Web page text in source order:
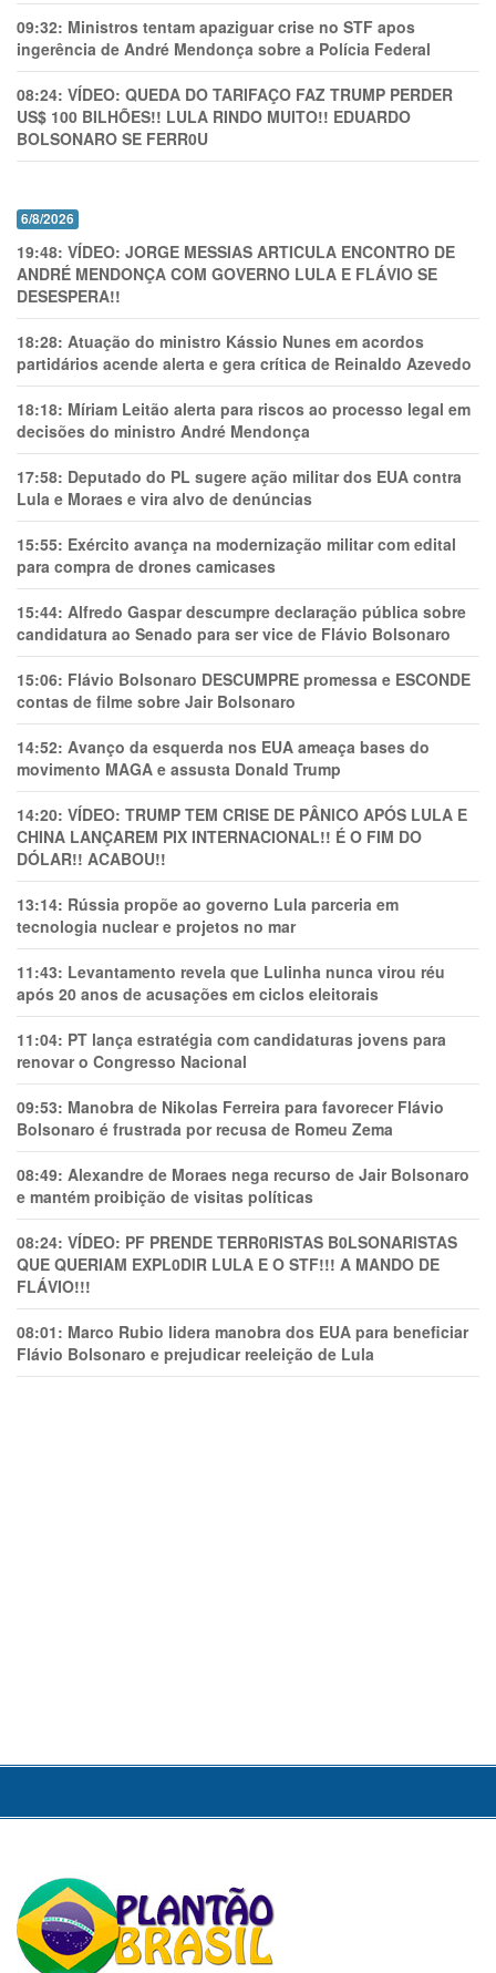
09:32: Ministros tentam apaziguar crise no STF apos
ingerência de André Mendonça sobre a Polícia Federal
08:24: VÍDEO: QUEDA DO TARIFAÇO FAZ TRUMP PERDER
US$ 100 BILHÕES!! LULA RINDO MUITO!! EDUARDO
BOLSONARO SE FERR0U
6/8/2026
19:48: VÍDEO: JORGE MESSIAS ARTICULA ENCONTRO DE
ANDRÉ MENDONÇA COM GOVERNO LULA E FLÁVIO SE
DESESPERA!!
18:28: Atuação do ministro Kássio Nunes em acordos
partidários acende alerta e gera crítica de Reinaldo Azevedo
18:18: Míriam Leitão alerta para riscos ao processo legal em
decisões do ministro André Mendonça
17:58: Deputado do PL sugere ação militar dos EUA contra
Lula e Moraes e vira alvo de denúncias
15:55: Exército avança na modernização militar com edital
para compra de drones camicases
15:44: Alfredo Gaspar descumpre declaração pública sobre
candidatura ao Senado para ser vice de Flávio Bolsonaro
15:06: Flávio Bolsonaro DESCUMPRE promessa e ESCONDE
contas de filme sobre Jair Bolsonaro
14:52: Avanço da esquerda nos EUA ameaça bases do
movimento MAGA e assusta Donald Trump
14:20: VÍDEO: TRUMP TEM CRlSE DE PÂNlCO APÓS LULA E
CHINA LANÇAREM PIX INTERNACIONAL!! É O FIM DO
DÓLAR!! ACABOU!!
13:14: Rússia propõe ao governo Lula parceria em
tecnologia nuclear e projetos no mar
11:43: Levantamento revela que Lulinha nunca virou réu
após 20 anos de acusações em ciclos eleitorais
11:04: PT lança estratégia com candidaturas jovens para
renovar o Congresso Nacional
09:53: Manobra de Nikolas Ferreira para favorecer Flávio
Bolsonaro é frustrada por recusa de Romeu Zema
08:49: Alexandre de Moraes nega recurso de Jair Bolsonaro
e mantém proibição de visitas políticas
08:24: VÍDEO: PF PRENDE TERR0RlSTAS B0LSONARlSTAS
QUE QUERIAM EXPL0DlR LULA E O STF!!! A MANDO DE
FLÁVIO!!!
08:01: Marco Rubio lidera manobra dos EUA para beneficiar
Flávio Bolsonaro e prejudicar reeleição de Lula